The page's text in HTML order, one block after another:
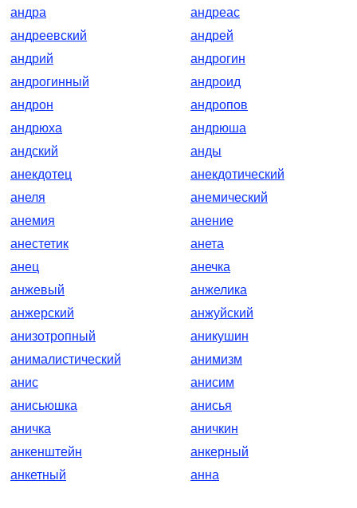
андра
андреас
андреевский
андрей
андрий
андрогин
андрогинный
андроид
андрон
андропов
андрюха
андрюша
андский
анды
анекдотец
анекдотический
анеля
анемический
анемия
анение
анестетик
анета
анец
анечка
анжевый
анжелика
анжерский
анжуйский
анизотропный
аникушин
анималистический
анимизм
анис
анисим
анисьюшка
анисья
аничка
аничкин
анкенштейн
анкерный
анкетный
анна